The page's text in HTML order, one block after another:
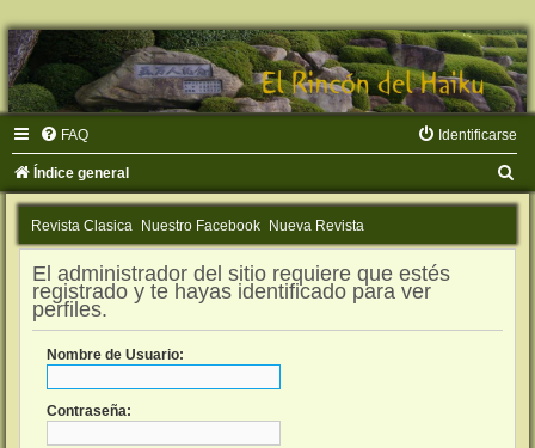
FAQ Identificarse
Índice general
u
Revista Clasica Nuestro Facebook Nueva Revista
El administrador del sitio requiere que estés
registrado y te hayas identificado para ver
perfiles.
Nombre de Usuario:
Contraseña: